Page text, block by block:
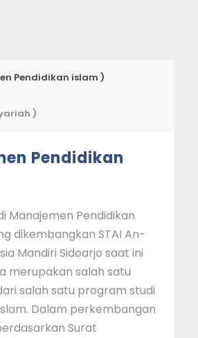
Pendidikan islam )
)
Pendidikan
Manajemen Pendidikan
dikembangkan STAI An-
Mandiri Sidoarjo saat ini
merupakan salah satu
salah satu program studi
Dalam perkembangan
Surat